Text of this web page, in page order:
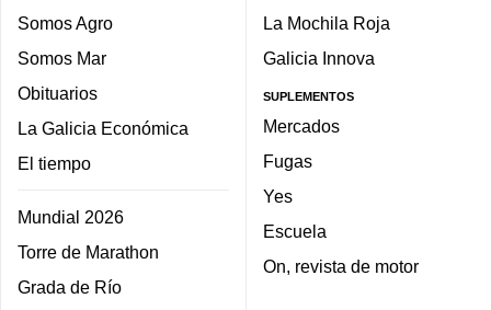
Somos Agro
Somos Mar
Obituarios
La Galicia Económica
El tiempo
Mundial 2026
Torre de Marathon
Grada de Río
La Mochila Roja
Galicia Innova
SUPLEMENTOS
Mercados
Fugas
Yes
Escuela
On, revista de motor